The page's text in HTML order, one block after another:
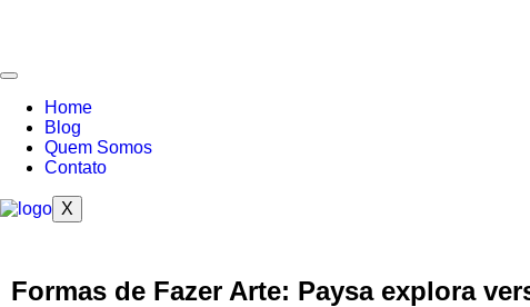
Home
Blog
Quem Somos
Contato
X
Formas de Fazer Arte: Paysa explora